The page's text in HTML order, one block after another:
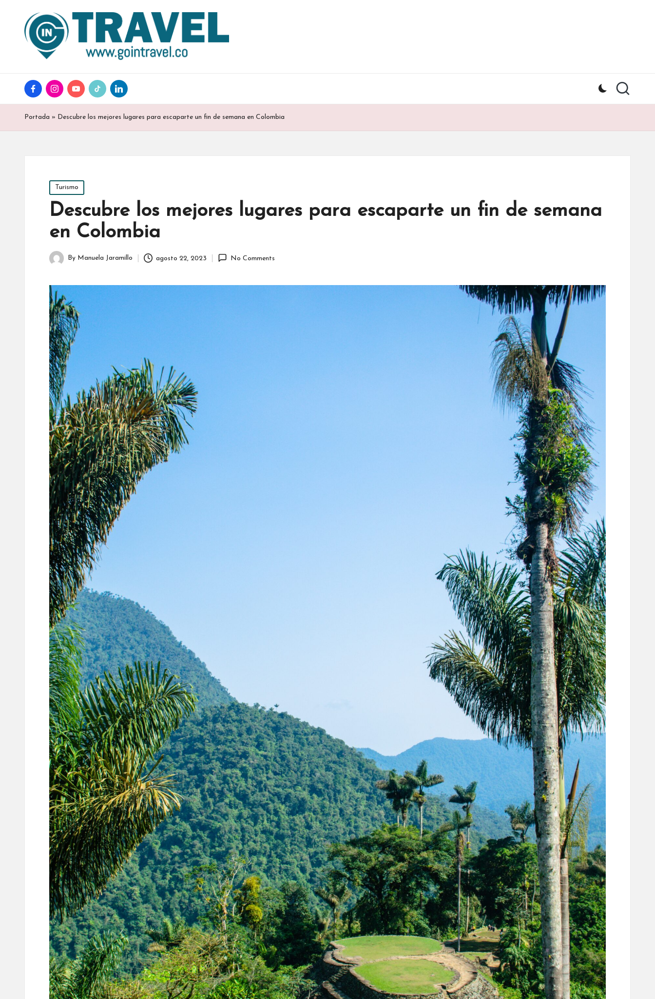
facebookinstagramyoutubetiktok linkedin
Portada » Descubre los mejores lugares para escaparte un fin de semana en Colombia
Posted
in
Turismo
Descubre los mejores lugares para escaparte un fin de semana
en Colombia
PostedBy Manuela Jaramillo agosto 22, 2023 No Comments